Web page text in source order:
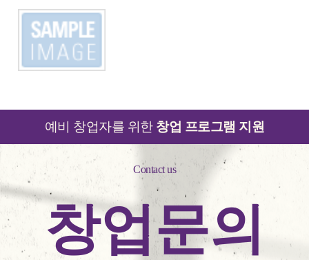
예비 창업자를 위한 창업 프로그램 지원
Contact us
창업문의